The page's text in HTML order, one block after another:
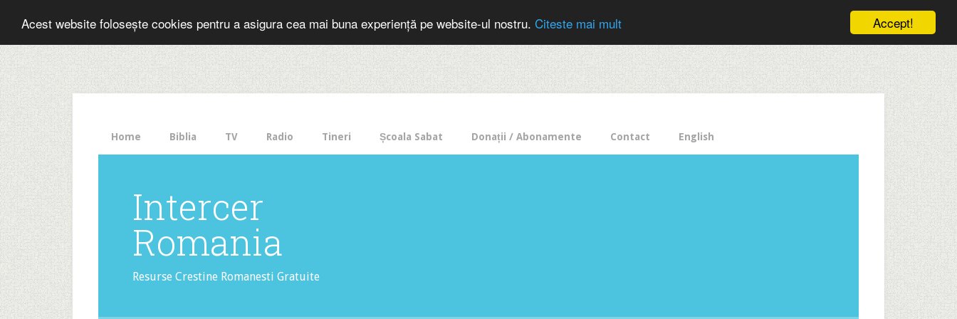
Accept!
Acest website folosește cookies pentru a asigura cea mai buna experiență pe website-ul nostru. Citeste mai mult
The
HelloBar
- a
little
bar
that
gets
noticed!
Home Biblia TV Radio Tineri Școala Sabat Donații / Abonamente Contact English
Intercer
Romania
Resurse Crestine Romanesti Gratuite